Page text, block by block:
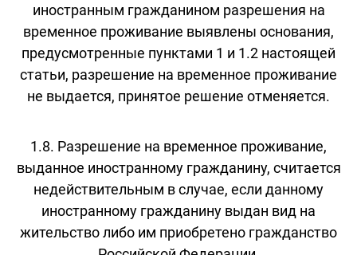
иностранным гражданином разрешения на
временное проживание выявлены основания,
предусмотренные пунктами 1 и 1.2 настоящей
статьи, разрешение на временное проживание
не выдается, принятое решение отменяется.
1.8. Разрешение на временное проживание,
выданное иностранному гражданину, считается
недействительным в случае, если данному
иностранному гражданину выдан вид на
жительство либо им приобретено гражданство